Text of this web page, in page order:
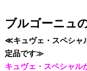
ブルゴーニュ
≪キュヴェ・スペシャ
定品です≫
キュヴェ・スペシャル